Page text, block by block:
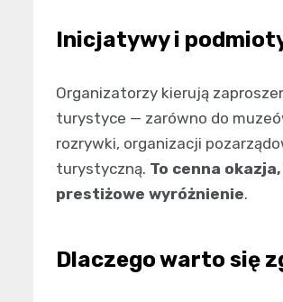
Inicjatywy i
Organizatorzy kierują
turystyce — zarówno do
rozrywki, organizacji
turystyczną. To cenna
prestiżowe wyróżnienie.
Dlaczego warto się